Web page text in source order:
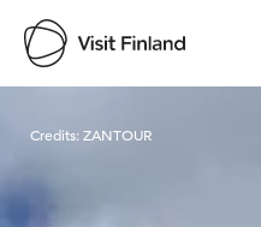
Credits:ZANTOUR